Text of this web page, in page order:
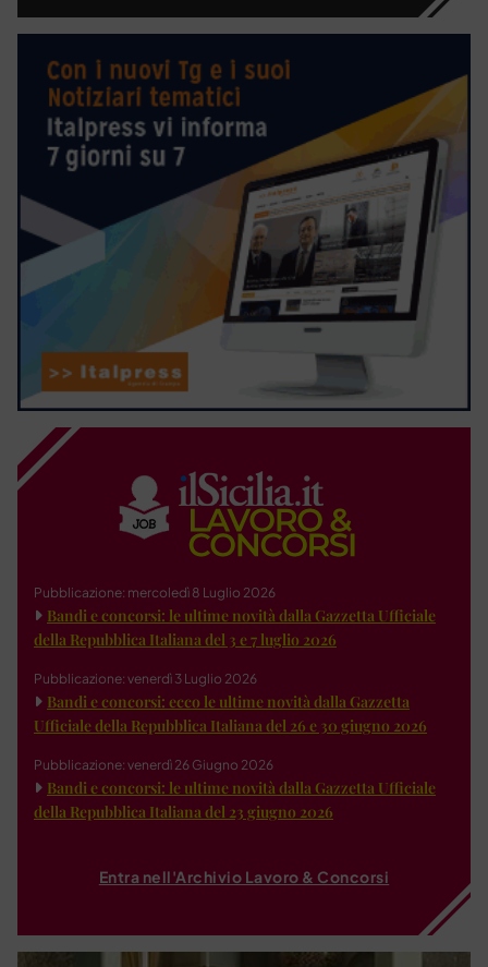
Pubblicazione: mercoledì 8 Luglio 2026
Bandi e concorsi: le ultime novità dalla Gazzetta Ufficiale
della Repubblica Italiana del 3 e 7 luglio 2026
Pubblicazione: venerdì 3 Luglio 2026
Bandi e concorsi: ecco le ultime novità dalla Gazzetta
Ufficiale della Repubblica Italiana del 26 e 30 giugno 2026
Pubblicazione: venerdì 26 Giugno 2026
Bandi e concorsi: le ultime novità dalla Gazzetta Ufficiale
della Repubblica Italiana del 23 giugno 2026
Entra nell'Archivio Lavoro & Concorsi